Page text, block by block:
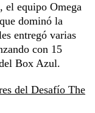
, el equipo Omega
dominó la
entregó varias
con 15
Box Azul.
del Desafío The